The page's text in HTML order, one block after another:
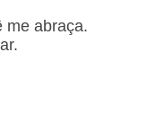
me abraça.